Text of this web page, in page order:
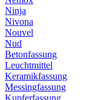
Ninja
Nivona
Nouvel
Nud
Betonfassung
Leuchtmittel
Keramikfassung
Messingfassung
Kupferfassung